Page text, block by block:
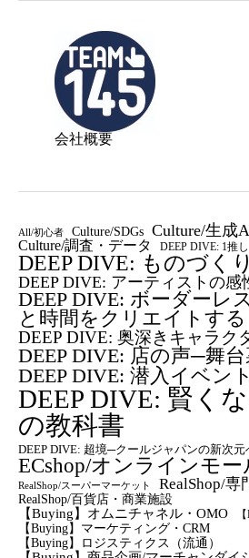
会社概要
All/初心者 Culture/SDGs Culture/生成
Culture/調査・データ DEEP DIVE: 1推
DEEP DIVE: ものづく
DEEP DIVE: アーティストの感
DEEP DIVE: ボーダーレ
と時間をクリエイトする
DEEP DIVE: 奥深きキャラク
DEEP DIVE: 店の声─舞
DEEP DIVE: 潜入イベン
DEEP DIVE: 賢く
の教科書
DEEP DIVE: 超境─クールジャパンの新次元
ECshop/オンラインモー
RealShop/スーパーマーケット RealShop/専
RealShop/百貨店・商業施設
【Buying】オムニチャネル・OMO
【Buying】マーケティング・CRM
【buying】ロジスティクス（流通）